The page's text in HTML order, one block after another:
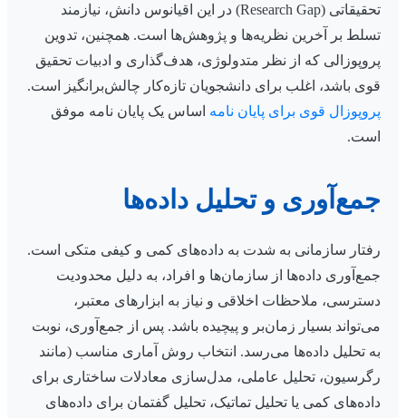
تحقیقاتی (Research Gap) در این اقیانوس دانش، نیازمند
تسلط بر آخرین نظریه‌ها و پژوهش‌ها است. همچنین، تدوین
پروپوزالی که از نظر متدولوژی، هدف‌گذاری و ادبیات تحقیق
قوی باشد، اغلب برای دانشجویان تازه‌کار چالش‌برانگیز است.
پروپوزال قوی برای پایان نامه اساس یک پایان نامه موفق
است.
جمع‌آوری و تحلیل داده‌ها
رفتار سازمانی به شدت به داده‌های کمی و کیفی متکی است.
جمع‌آوری داده‌ها از سازمان‌ها و افراد، به دلیل محدودیت
دسترسی، ملاحظات اخلاقی و نیاز به ابزارهای معتبر،
می‌تواند بسیار زمان‌بر و پیچیده باشد. پس از جمع‌آوری، نوبت
به تحلیل داده‌ها می‌رسد. انتخاب روش آماری مناسب (مانند
رگرسیون، تحلیل عاملی، مدل‌سازی معادلات ساختاری برای
داده‌های کمی یا تحلیل تماتیک، تحلیل گفتمان برای داده‌های